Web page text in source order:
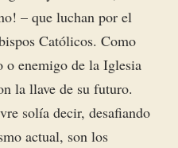
– que luchan por el
Católicos. Como
enemigo de la Iglesia
la llave de su futuro.
solía decir, desafiando
actual, son los